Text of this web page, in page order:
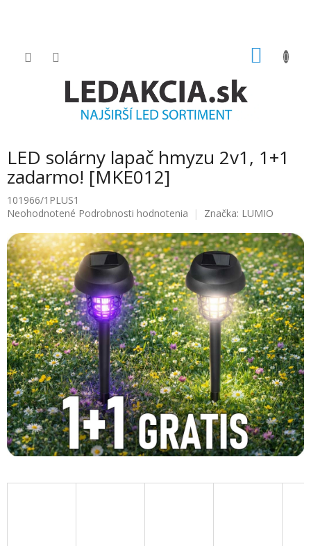
LED solárny lapač hmyzu 2v1, 1+1
zadarmo! [MKE012]
101966/1PLUS1
Priemerné
produktu
je
0.0
z
5
hviezdičiek.
Neohodnotené Podrobnosti hodnotenia Značka: LUMIO